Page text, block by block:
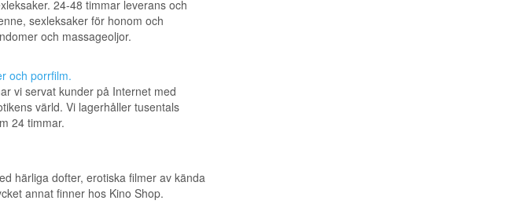
24-48 timmar leverans och
sexleksaker för honom och
och massageoljor.
och porrfilm.
vi servat kunder på Internet med
värld. Vi lagerhåller tusentals
24 timmar.
härliga dofter, erotiska filmer av kända
annat finner hos Kino Shop.